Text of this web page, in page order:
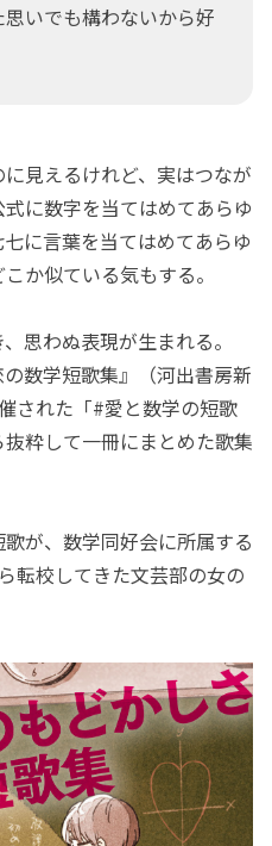
いでも構わないから好
見えるけれど、実はつなが
に数字を当てはめてあらゆ
に言葉を当てはめてあらゆ
か似ている気もする。
思わぬ表現が生まれる。
数学短歌集』（河出書房新
された「#愛と数学の短歌
粋して一冊にまとめた歌集
が、数学同好会に所属する
転校してきた文芸部の女の